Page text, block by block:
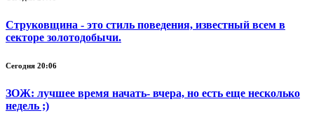
Струковщина - это стиль поведения, известный всем в
секторе золотодобычи.
Сегодня 20:06
ЗОЖ: лучшее время начать- вчера, но есть еще несколько
недель ;)